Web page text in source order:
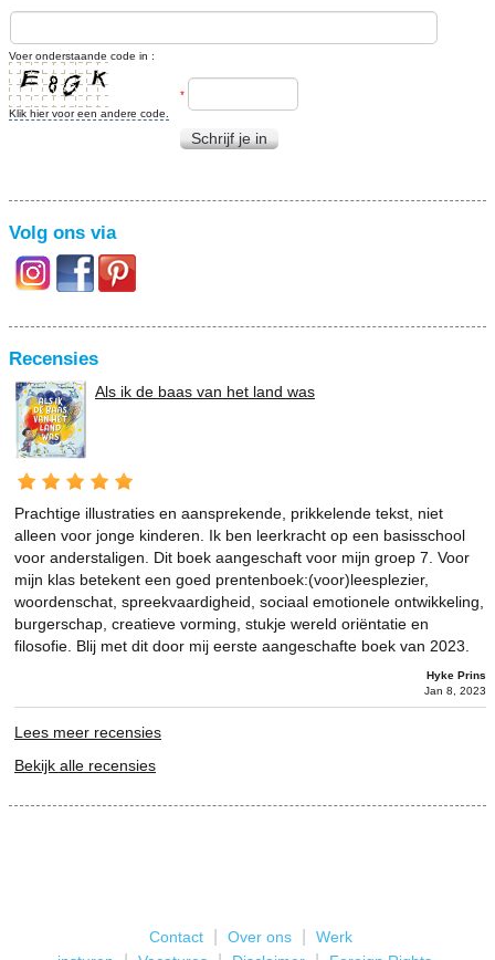
Voer onderstaande code in :
Klik hier voor een andere code.
*
Schrijf je in
Volg ons via
Recensies
Als ik de baas van het land was
Prachtige illustraties en aansprekende, prikkelende tekst, niet
alleen voor jonge kinderen. Ik ben leerkracht op een basisschool
voor anderstaligen. Dit boek aangeschaft voor mijn groep 7. Voor
mijn klas betekent een goed prentenboek:(voor)leesplezier,
woordenschat, spreekvaardigheid, sociaal emotionele ontwikkeling,
burgerschap, creatieve vorming, stukje wereld oriëntatie en
filosofie. Blij met dit door mij eerste aangeschafte boek van 2023.
Hyke Prins
Jan 8, 2023
Lees meer recensies
Bekijk alle recensies
Contact Over ons
Werk